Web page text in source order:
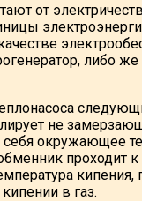
от
либо
не
себя окружающее
проходит к
кипения,
в газ.